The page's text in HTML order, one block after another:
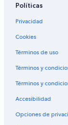
Hoteles baratos en
Hoteles boutique en
Hoteles con
Hoteles con
Hoteles en Diamante
Villas en Diamante
Hoteles en La Poza
Casas de huéspedes
Políticas
Privacidad
Cookies
Términos de uso
Términos y
Términos y
Accesibilidad
Opciones de